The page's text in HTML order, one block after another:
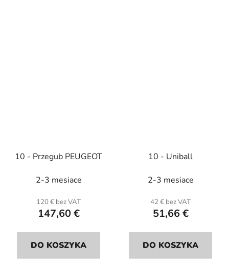
10 - Przegub PEUGEOT
2-3 mesiace
120 € bez VAT
147,60 €
DO KOSZYKA
10 - Uniball
2-3 mesiace
42 € bez VAT
51,66 €
DO KOSZYKA